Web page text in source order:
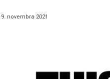
9. novembra 2021